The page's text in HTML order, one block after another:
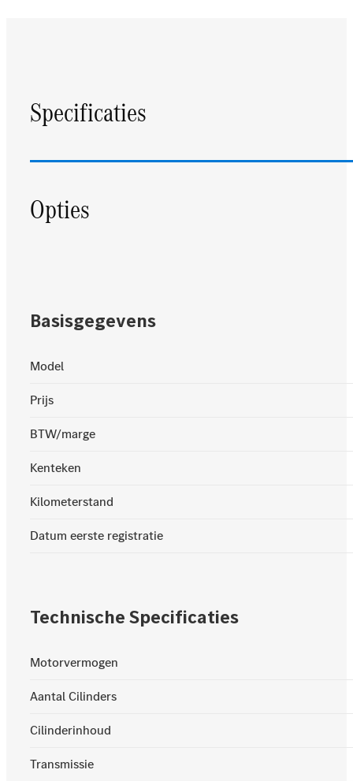
Specificaties
Opties
Basisgegevens
Model
Prijs
BTW/marge
Kenteken
Kilometerstand
Datum eerste registratie
Technische Specificaties
Motorvermogen
Aantal Cilinders
Cilinderinhoud
Transmissie